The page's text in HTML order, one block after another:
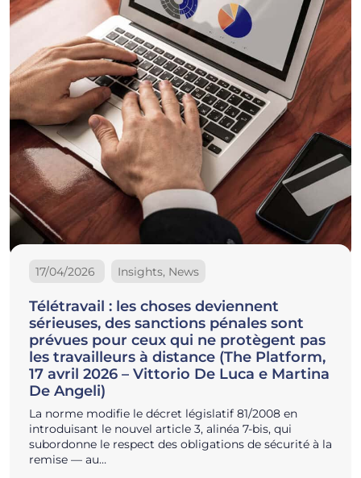
17/04/2026 Insights, News
Télétravail : les choses deviennent
sérieuses, des sanctions pénales sont
prévues pour ceux qui ne protègent pas
les travailleurs à distance (The Platform,
17 avril 2026 – Vittorio De Luca e Martina
De Angeli)
La norme modifie le décret législatif 81/2008 en
introduisant le nouvel article 3, alinéa 7-bis, qui
subordonne le respect des obligations de sécurité à la
remise — au…